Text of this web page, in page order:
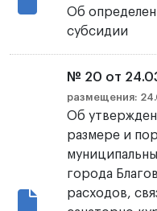
Об
субсидии
№ 20 от
размещения:
Об
размере и
города
расходов,